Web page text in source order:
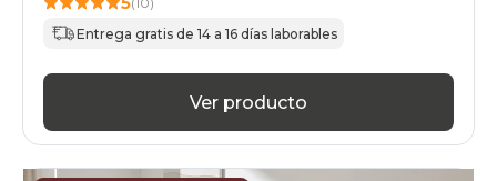
Entrega gratis de 14 a 16 días laborables
Ver producto